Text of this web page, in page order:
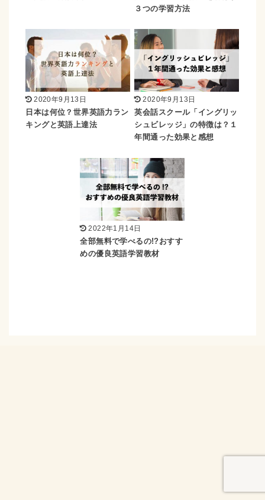
３つの学習方法
2020年9月13日
日本は何位？世界英語力ラン
キングと英語上達法
2020年9月13日
英会話スクール「イングリッ
シュビレッジ」の特徴は？１
年間通った効果と感想
2022年1月14日
全部無料で学べるの!?おすす
めの優良英語学習教材